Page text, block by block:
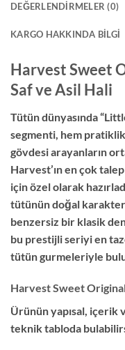
DEĞERLENDIRMELER (0)
KARGO HAKKINDA BILGI
Harvest Sweet
Saf ve Asil Hali
Tütün dünyasında
segmenti, hem
gövdesi arayanların
Harvest’ın en çok
için özel olarak
tütünün doğal
benzersiz bir klasik
bu prestijli seriyi en
tütün gurmeleriyle
Harvest Sweet
Ürünün yapısal, içerik
teknik tabloda